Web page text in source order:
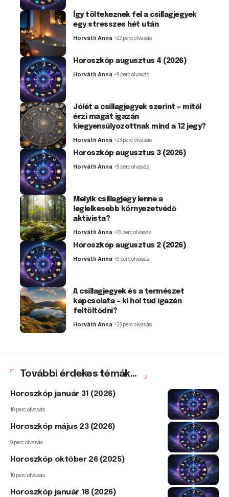
Így töltekeznek fel a csillagjegyek
egy stresszes hét után
Horváth Anna 22 perc olvasás
Horoszkóp augusztus 4 (2026)
Horváth Anna 9 perc olvasás
Jólét a csillagjegyek szerint – mitől
érzi magát igazán
kiegyensúlyozottnak mind a 12 jegy?
Horváth Anna 23 perc olvasás
Horoszkóp augusztus 3 (2026)
Horváth Anna 9 perc olvasás
Melyik csillagjegy lenne a
leglelkesebb környezetvédő
aktivista?
Horváth Anna 18 perc olvasás
Horoszkóp augusztus 2 (2026)
Horváth Anna 9 perc olvasás
A csillagjegyek és a természet
kapcsolata – ki hol tud igazán
feltöltődni?
Horváth Anna 23 perc olvasás
További érdekes témák...
Horoszkóp január 31 (2026)
10 perc olvasás
Horoszkóp május 23 (2026)
9 perc olvasás
Horoszkóp október 26 (2025)
10 perc olvasás
Horoszkóp január 18 (2026)